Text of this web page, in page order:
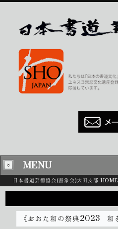
MENU
日本書道芸術協会(書象会)大田支部 HOME